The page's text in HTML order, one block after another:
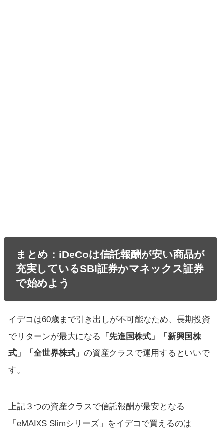
まとめ：iDeCoは信託報酬が安い商品が
充実しているSBI証券かマネックス証券
で始めよう
イデコは60歳まで引き出しが不可能なため、長期投資
でリターンが最大になる
「先進国株式」「新興国株
式」「全世界株式」 の資産クラスで運用するといいで
す。
上記３つの資産クラスで信託報酬が最安となる
「eMAIXS Slimシリーズ」をイデコで買えるのは